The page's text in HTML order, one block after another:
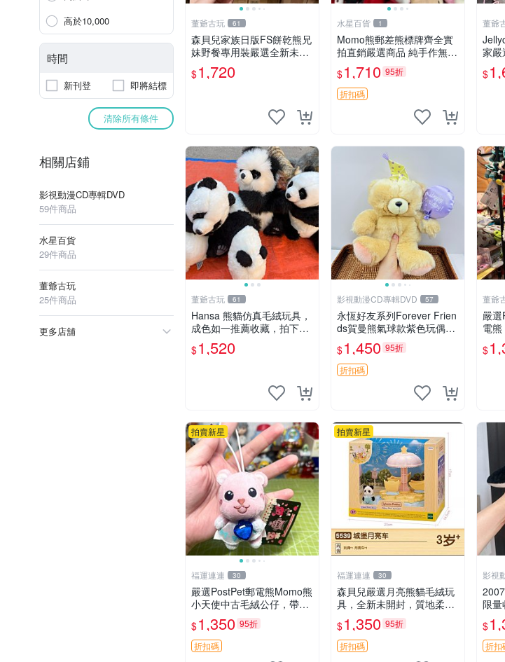
高於10,000
時間
新刊登 即將結標
清除所有條件
相關店鋪
影視動漫CD專輯DVD
59件商品
水星百貨
29件商品
董爺古玩
25件商品
更多店舖
董爺古玩 61
森貝兒家族日版FS餅乾熊兄
妹野餐專用裝嚴選全新未開
封，包含兩組大童款紙盒
裝，適合收藏與分享。 餅乾
$1,720
水星百貨 1
Momo熊郵差熊標牌齊全實
拍直銷嚴選商品 純手作無修
圖可收藏 郵差熊 Momo熊
標牌 商品
$1,710 95折
折扣碼
董爺
家嚴
質
制熊
$
董爺古玩 61
Hansa 熊貓仿真毛絨玩具，
成色如一推薦收藏，拍下無
疑心 熊貓 毛絨玩具 收藏
$1,520
影視動漫CD專輯DVD 57
永恆好友系列Forever Frien
ds賀曼熊氣球款紫色玩偶
（鼻子稍有磨損） 中古玩具
氣球熊 玩偶
$1,450 95折
折扣碼
董爺
嚴
電
可
omo
$
拍賣新星
福運連連 30
嚴選PostPet郵電熊Momo熊
小天使中古毛絨公仔，帶標
牌保存完好。絕版稀有少見
收藏品，微瑕可接受，狀態
如圖。所見即所得，毛絨精
品嚴選推薦。 中古收藏
$1,350 95折
折扣碼
拍賣新星
福運連連 30
森貝兒嚴選月亮熊貓毛絨玩
具，全新未開封，質地柔軟
適合收藏 月亮熊貓 毛絨玩
具 新款 儲倉直銷
$1,350 95折
折扣碼
影視
限量
感
鵝
$
折扣